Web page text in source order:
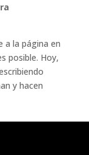
a la página en
posible. Hoy,
y hacen